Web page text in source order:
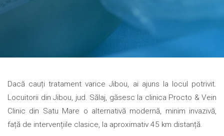
Dacă cauți tratament varice Jibou, ai ajuns la locul potrivit.
Locuitorii din Jibou, jud. Sălaj, găsesc la clinica Procto & Vein
Clinic din Satu Mare o alternativă modernă, minim invazivă,
față de intervențiile clasice, la aproximativ 45 km distanță.